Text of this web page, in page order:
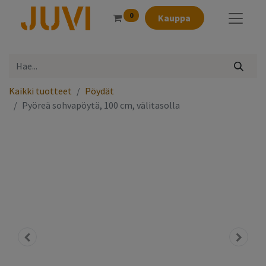
0 Kauppa
Kaikki tuotteet
Pöydät
Pyöreä sohvapöytä, 100 cm, välitasolla